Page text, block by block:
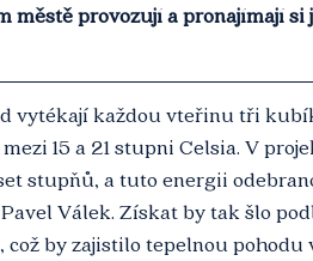
provozují a pronajímají si
vytékají každou vteřinu tři
15 a 21 stupni Celsia. V
stupňů, a tuto energii
Válek. Získat by tak šlo
by zajistilo tepelnou pohodu